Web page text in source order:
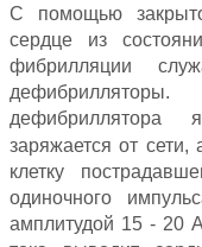
С помощью
сердце из
фибрилляции
дефибриллятора
заряжается от сети,
клетку
одиночного
амплитудой 15 - 20